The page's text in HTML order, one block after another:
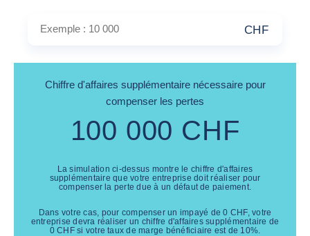
CHF
Chiffre d'affaires supplémentaire nécessaire pour
compenser les pertes
100 000 CHF
La simulation ci-dessus montre le chiffre d'affaires
supplémentaire que votre entreprise doit réaliser pour
compenser la perte due à un défaut de paiement.
Dans votre cas, pour compenser un impayé de0 CHF, votre
entreprise devra réaliser un chiffre d'affaires supplémentaire de
0 CHFsi votre taux de marge bénéficiaire est de 10%.